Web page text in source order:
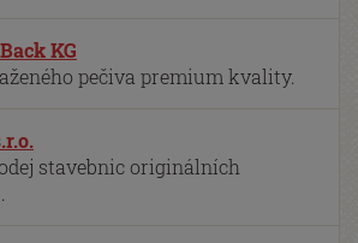
KG
pečiva premium kvality.
stavebnic originálních